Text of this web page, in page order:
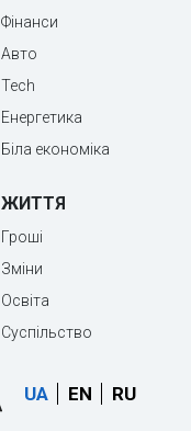
Фінанси
Авто
Tech
Енергетика
Біла економіка
ЖИТТЯ
Гроші
Зміни
Освіта
Суспільство
UA EN RU